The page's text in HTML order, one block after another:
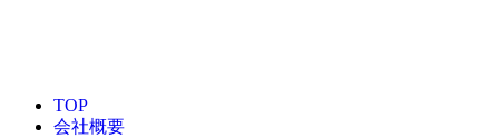
TOP
会社概要